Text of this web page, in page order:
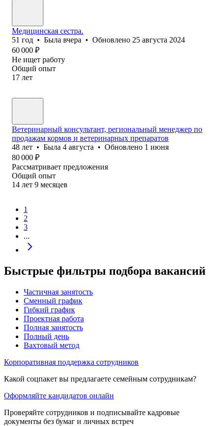
Медицинская сестра.
51 год • Была вчера • Обновлено 25 августа 2024
60 000 ₽
Не ищет работу
Общий опыт
17 лет
Ветеринарный консультант, региональный менеджер по
продажам кормов и ветеринарных препаратов
48 лет • Была 4 августа • Обновлено 1 июня
80 000 ₽
Рассматривает предложения
Общий опыт
14 лет 9 месяцев
1
2
3
...
Быстрые фильтры подбора вакансий
Частичная занятость
Сменный график
Гибкий график
Проектная работа
Полная занятость
Полный день
Вахтовый метод
Корпоративная поддержка сотрудников
Какой соцпакет вы предлагаете семейным сотрудникам?
Оформляйте кандидатов онлайн
Проверяйте сотрудников и подписывайте кадровые
документы без бумаг и личных встреч